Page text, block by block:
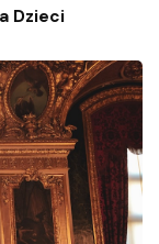
Dzieci